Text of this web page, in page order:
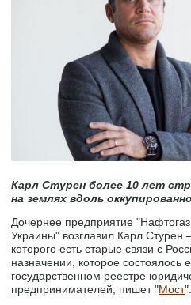
Карл Стурен более 10 лет
на землях вдоль
Дочернее предприятие
Украины" возглавил Карл Стурен
которого есть старые связи с
назначении, которое
государственном реестре
предпринимателей, пишет "Мост".